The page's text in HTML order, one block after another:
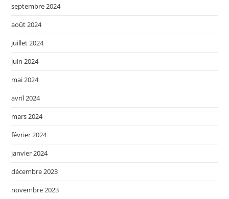
septembre 2024
août 2024
juillet 2024
juin 2024
mai 2024
avril 2024
mars 2024
février 2024
janvier 2024
décembre 2023
novembre 2023